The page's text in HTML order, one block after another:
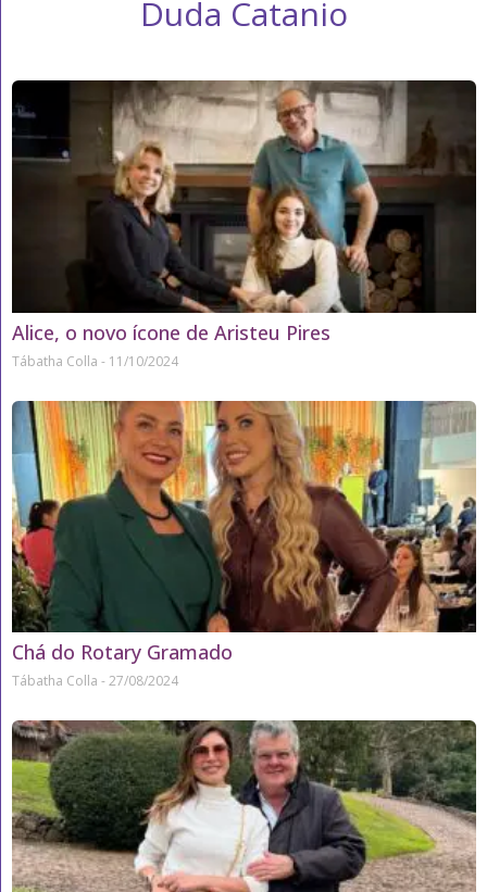
Duda Catanio
Alice, o novo ícone de Aristeu Pires
Tábatha Colla 11/10/2024
Chá do Rotary Gramado
Tábatha Colla 27/08/2024